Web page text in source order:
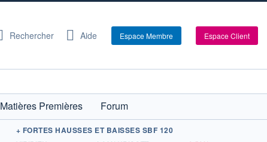
Rechercher Aide Espace Membre Espace Client
Matières Premières
Forum
+ FORTES HAUSSES ET BAISSES SBF 120